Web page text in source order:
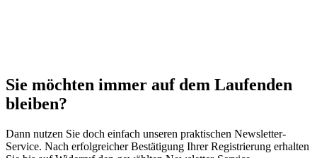
Sie möchten immer auf dem Laufenden
bleiben?
Dann nutzen Sie doch einfach unseren praktischen Newsletter-
Service. Nach erfolgreicher Bestätigung Ihrer Registrierung erhalten